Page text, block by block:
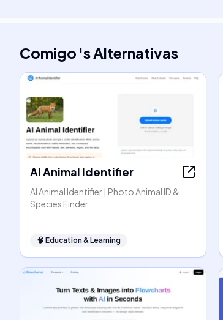
Comigo 'sAlternativas
AI Animal Identifier
AI Animal Identifier | Photo Animal ID &
Species Finder
🧠 Education & Learning